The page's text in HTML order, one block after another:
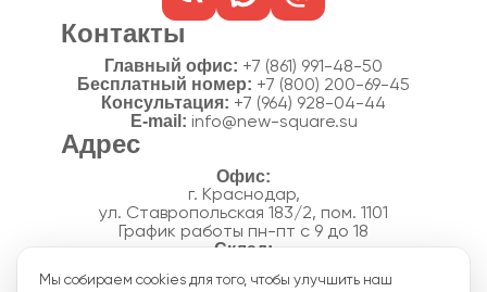
Контакты
Главный офис: +7 (861) 991-48-50
Бесплатный номер: +7 (800) 200-69-45
Консультация: +7 (964) 928-04-44
E-mail: info@new-square.su
Адрес
г. Краснодар,
ул. Ставропольская 183/2, пом. 1101
График работы пн-пт с 9 до 18
п. Новознаменский, ул.Производственная, 15
Мы собираем cookies для того, чтобы улучшить наш